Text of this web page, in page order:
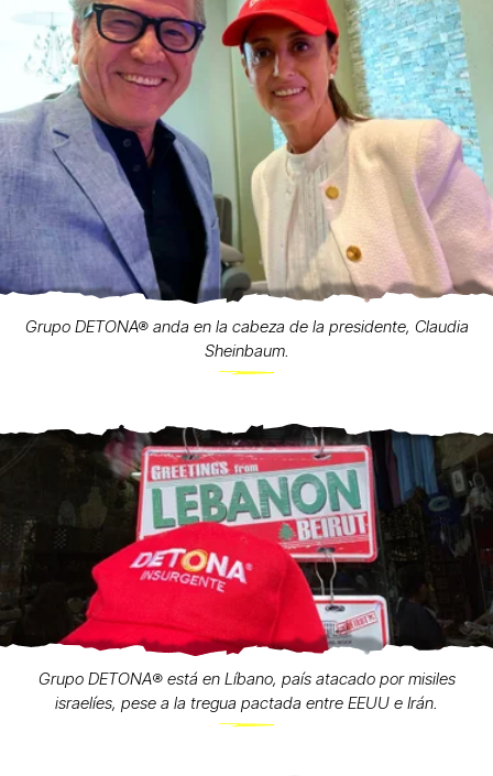
Grupo DETONA® anda en la cabeza de la presidente, Claudia
Sheinbaum.
Grupo DETONA®️ está en Líbano, país atacado por misiles
israelíes, pese a la tregua pactada entre EEUU e Irán.